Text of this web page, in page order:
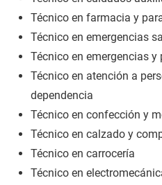
Técnico en farmacia y
Técnico en emergencias
Técnico en emergencias
Técnico en atención a
dependencia
Técnico en confección y
Técnico en calzado y
Técnico en carrocería
Técnico en